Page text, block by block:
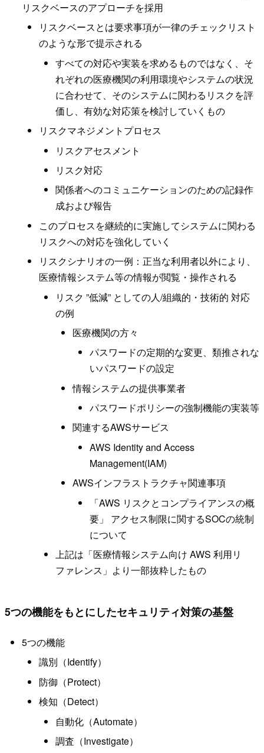
リスクベースのアプローチを採用
リスクベースとは要求事項が一律のチェックリスト
のような形で提示される
すべての対応や実装を求めるものではなく、そ
れぞれの医療機関の利用環境やシステムの状況
に合わせて、そのシステムに関わるリスクを評
価し、有効な対応策を検討していくもの
リスクマネジメントプロセス
リスクアセスメント
リスク対応
関係者へのコミュニケーションのための記録作
成および報告
このプロセスを継続的に実施してシステムに関わる
リスクへの対応を強化していく
リスクシナリオの一例：正当な利用者以外により、
医療情報システム等の情報が閲覧・操作される
リスク ”低減” としての人/組織的・技術的 対応
の例
医療機関の方々
パスワードの定期的な変更、類推されな
いパスワードの設定
情報システムの提供事業者
パスワードポリシーの強制機能の実装等
関連するAWSサービス
AWS Identity and Access
Management(IAM)
AWSインフラストラクチャ関連事項
「AWS リスクとコンプライアンスの概
要」 アクセス制限に関するSOCの統制
について
上記は「医療情報システム向け AWS 利用リ
ファレンス」より一部抜粋したもの
5つの機能をもとにしたセキュリティ対策の基盤
5つの機能
識別（Identify）
防御（Protect）
検知（Detect）
自動化（Automate）
調査（Investigate）